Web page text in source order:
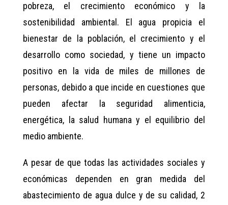
pobreza, el crecimiento económico y la
sostenibilidad ambiental. El agua propicia el
bienestar de la población, el crecimiento y el
desarrollo como sociedad, y tiene un impacto
positivo en la vida de miles de millones de
personas, debido a que incide en cuestiones que
pueden afectar la seguridad alimenticia,
energética, la salud humana y el equilibrio del
medio ambiente.
A pesar de que todas las actividades sociales y
económicas dependen en gran medida del
abastecimiento de agua dulce y de su calidad, 2